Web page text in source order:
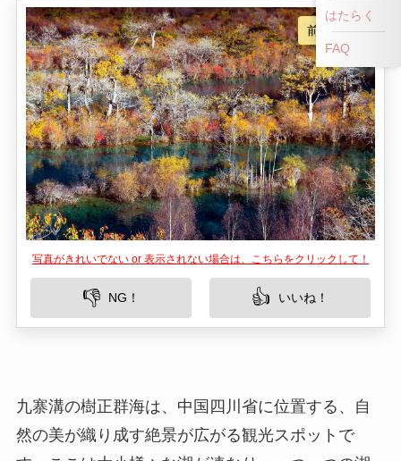
写真がきれいでない or 表示されない場合は、こちらをクリックして！
👎 NG！ 👍 いいね！
九寨溝の樹正群海は、中国四川省に位置する、自
然の美が織り成す絶景が広がる観光スポットで
す。ここは大小様々な湖が連なり、一つ一つの湖
特に秋には紅葉が湖面に映り込み、まるで絵画の
ような絶景を生み出します。
はたらく
FAQ